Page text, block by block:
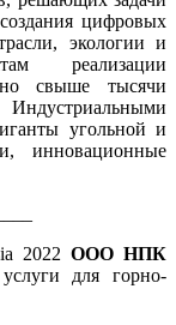
цифровых
экологии и
реализации
свыше тысячи
угольной и
инновационные
2022 ООО НПК
для горно-